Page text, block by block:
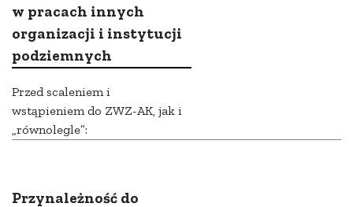
w pracach innych
organizacji i instytucji
podziemnych
Przed scaleniem i
wstąpieniem do ZWZ-AK, jak i
„równolegle”:
Przynależność do